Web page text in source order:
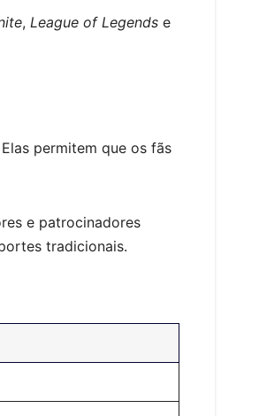
, League of Legendse
permitem que os fãs
e patrocinadores
tradicionais.